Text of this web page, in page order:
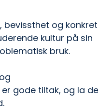
bevissthet og
kultur på sin
bruk.
gode tiltak, og la